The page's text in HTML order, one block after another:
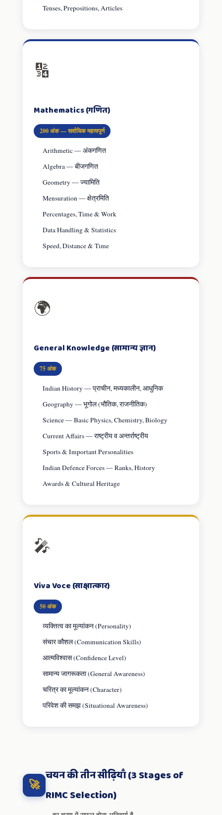
Tenses, Prepositions, Articles
🔢
Mathematics (गणित)
200 अंक — सर्वाधिक महत्वपूर्ण
Arithmetic — अंकगणित
Algebra — बीजगणित
Geometry — ज्यामिति
Mensuration — क्षेत्रमिति
Percentages, Time & Work
Data Handling & Statistics
Speed, Distance & Time
🌍
General Knowledge (सामान्य ज्ञान)
75 अंक
Indian History — प्राचीन, मध्यकालीन, आधुनिक
Geography — भूगोल (भौतिक, राजनीतिक)
Science — Basic Physics, Chemistry, Biology
Current Affairs — राष्ट्रीय व अन्तर्राष्ट्रीय
Sports & Important Personalities
Indian Defence Forces — Ranks, History
Awards & Cultural Heritage
🎤
Viva Voce (साक्षात्कार)
50 अंक
व्यक्तित्व का मूल्यांकन (Personality)
संचार कौशल (Communication Skills)
आत्मविश्वास (Confidence Level)
सामान्य जागरूकता (General Awareness)
चरित्र का मूल्यांकन (Character)
परिवेश की समझ (Situational Awareness)
🚀
चयन की तीन सीढ़ियाँ (3 Stages of
RIMC Selection)